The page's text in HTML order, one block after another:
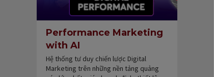
Hệ thống tư duy chiến lược Digital
Marketing trên những nền tảng quảng
Performance Marketing
with AI